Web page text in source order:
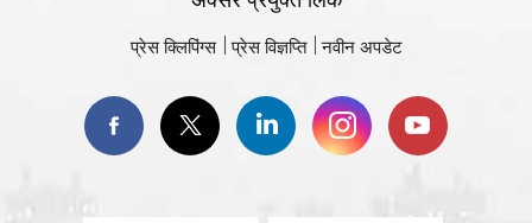
प्रेस क्लिपिंग्स प्रेस विज्ञप्ति नवीन अपडेट